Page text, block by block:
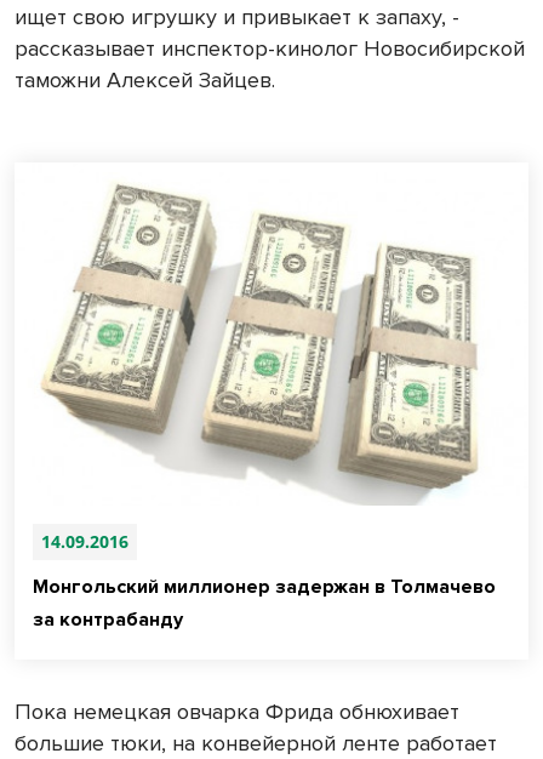
ищет свою игрушку и привыкает к запаху, -
рассказывает инспектор-кинолог Новосибирской
таможни Алексей Зайцев.
14.09.2016
Монгольский миллионер задержан в Толмачево
за контрабанду
Пока немецкая овчарка Фрида обнюхивает
большие тюки, на конвейерной ленте работает